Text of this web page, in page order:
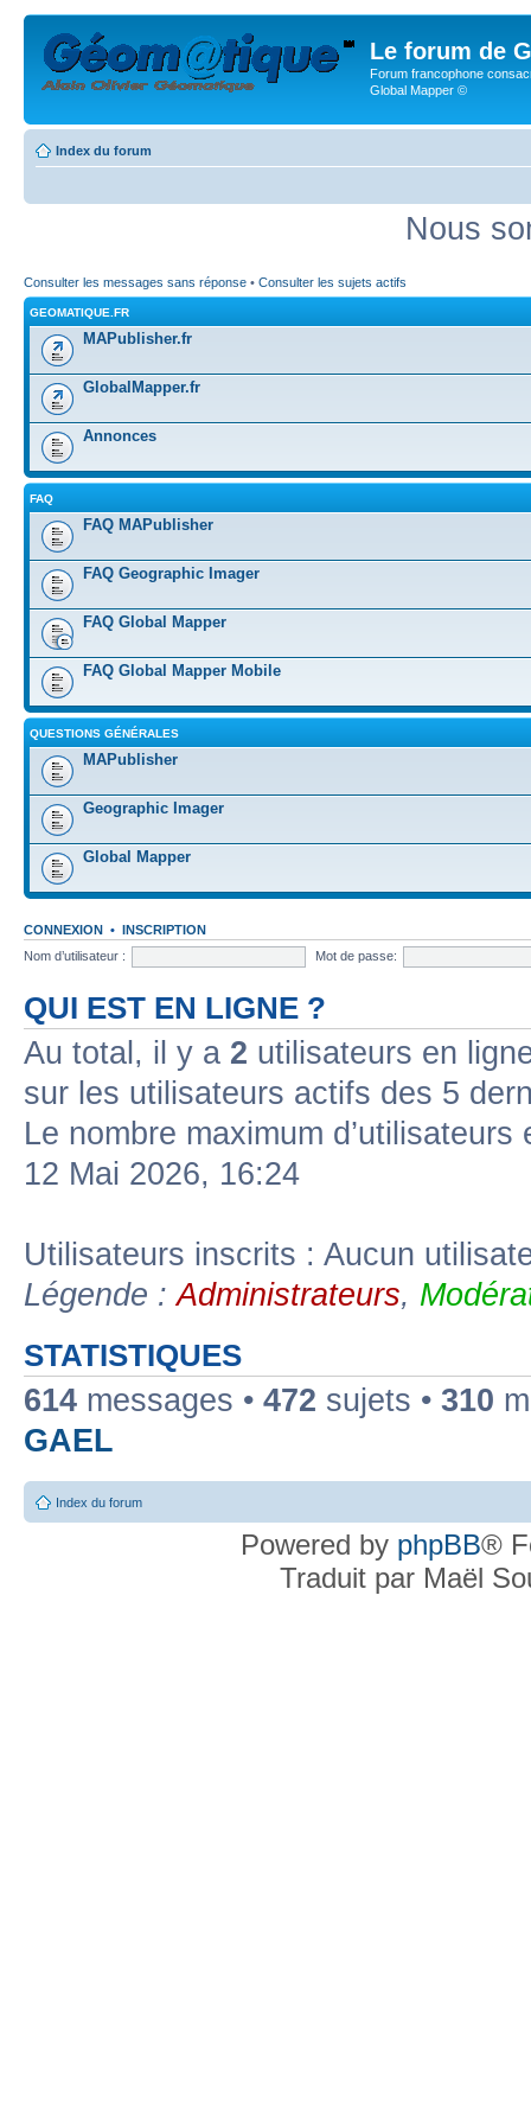
Le forum de
Forum francophone
Global Mapper ©
Index du forum
Nous
Consulter les messages sans réponse • Consulter les sujets actifs
GEOMATIQUE.FR
MAPublisher.fr
GlobalMapper.fr
Annonces
FAQ
FAQ MAPublisher
FAQ Geographic Imager
FAQ Global Mapper
FAQ Global Mapper Mobile
QUESTIONS GÉNÉRALES
MAPublisher
Geographic Imager
Global Mapper
CONNEXION • INSCRIPTION
Nom d’utilisateur :
Mot de passe:
QUI EST EN LIGNE ?
Au total, il y a 2 utilisateurs en
sur les utilisateurs actifs des 5
Le nombre maximum
12 Mai 2026, 16:24
Utilisateurs inscrits : Aucun
Légende :Administrateurs,
STATISTIQUES
614 messages • 472 sujets • 310
GAEL
Index du forum
Powered by phpBB®
Traduit par Maël